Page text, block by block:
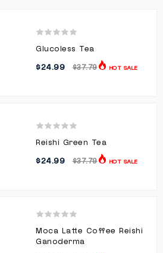
Glucoless Tea
$24.99 $37.79 HOT SALE
Reishi Green Tea
$24.99 $37.79 HOT SALE
Moca Latte Coffee Reishi
Ganoderma